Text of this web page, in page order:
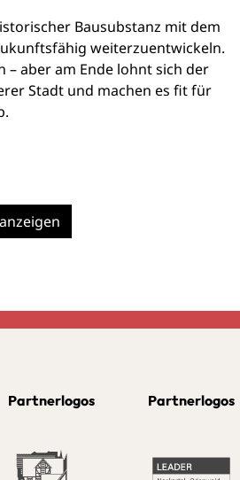
Bausubstanz mit dem
weiterzuentwickeln.
– aber am Ende lohnt sich der
Stadt und machen es fit für
Partnerlogos Partnerlogos